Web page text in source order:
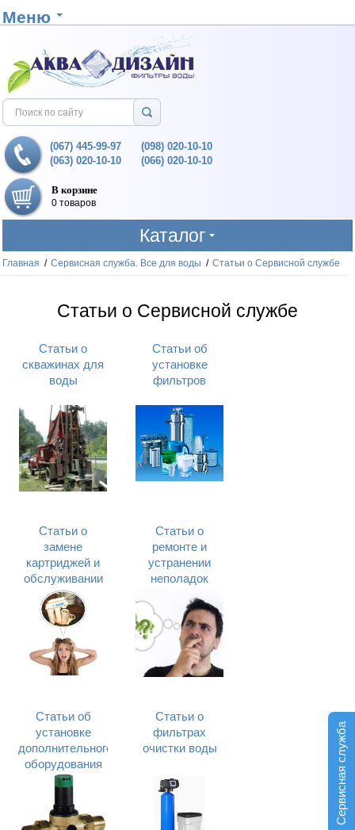
Сервисная служба
Меню
(067) 445-99-97
(063) 020-10-10
(098) 020-10-10
(066) 020-10-10
В корзине
0 товаров
Каталог
Главная / Сервисная служба. Все для воды / Статьи о Сервисной службе
Статьи о Сервисной службе
Статьи о
скважинах для
воды
Статьи об
установке
фильтров
Статьи о
замене
картриджей и
обслуживании
Статьи о
ремонте и
устранении
неполадок
Статьи об
установке
дополнительного
оборудования
Статьи о
фильтрах
очистки воды